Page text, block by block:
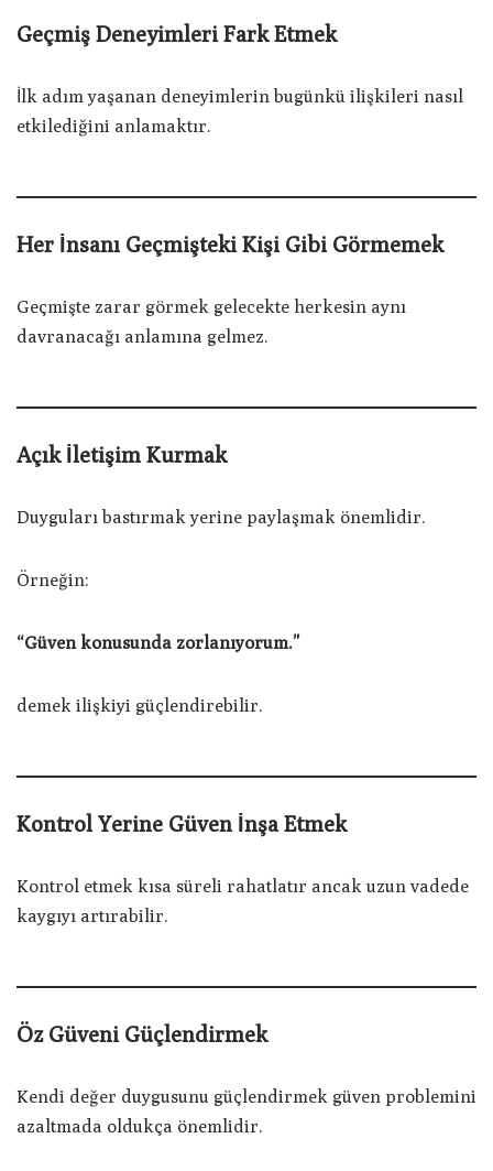
Geçmiş Deneyimleri Fark Etmek
İlk adım yaşanan deneyimlerin bugünkü ilişkileri nasıl
etkilediğini anlamaktır.
Her İnsanı Geçmişteki Kişi Gibi Görmemek
Geçmişte zarar görmek gelecekte herkesin aynı
davranacağı anlamına gelmez.
Açık İletişim Kurmak
Duyguları bastırmak yerine paylaşmak önemlidir.
Örneğin:
“Güven konusunda zorlanıyorum.”
demek ilişkiyi güçlendirebilir.
Kontrol Yerine Güven İnşa Etmek
Kontrol etmek kısa süreli rahatlatır ancak uzun vadede
kaygıyı artırabilir.
Öz Güveni Güçlendirmek
Kendi değer duygusunu güçlendirmek güven problemini
azaltmada oldukça önemlidir.